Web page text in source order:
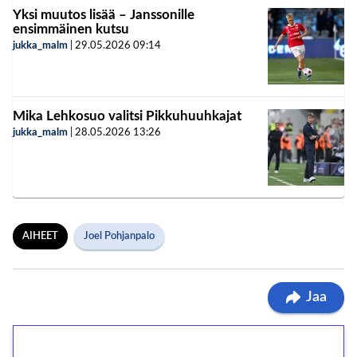
Yksi muutos lisää – Janssonille
ensimmäinen kutsu
jukka_malm 29.05.2026 09:14
Mika Lehkosuo valitsi Pikkuhuuhkajat
jukka_malm 28.05.2026 13:26
AIHEET Joel Pohjanpalo
Jaa